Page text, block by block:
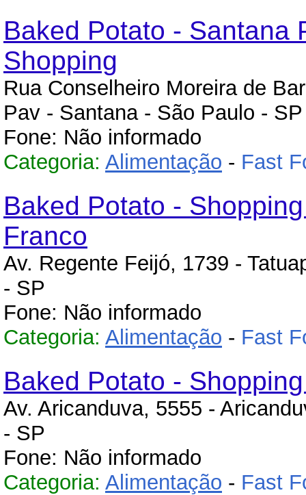
Baked Potato - Santana
Shopping
Rua Conselheiro Moreira de
Pav - Santana - São Paulo - SP
Fone: Não informado
Categoria: Alimentação - Fast
Baked Potato -
Franco
Av. Regente Feijó, 1739 -
- SP
Fone: Não informado
Categoria: Alimentação - Fast
Baked Potato -
Av. Aricanduva, 5555 -
- SP
Fone: Não informado
Categoria: Alimentação - Fast